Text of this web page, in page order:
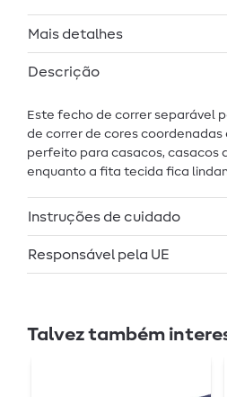
Mais detalhes
Descrição
Este fecho de correr separável
de correr de cores
perfeito para casacos, casacos
enquanto a fita tecida fica
Instruções de cuidado
Responsável pela UE
Talvez também